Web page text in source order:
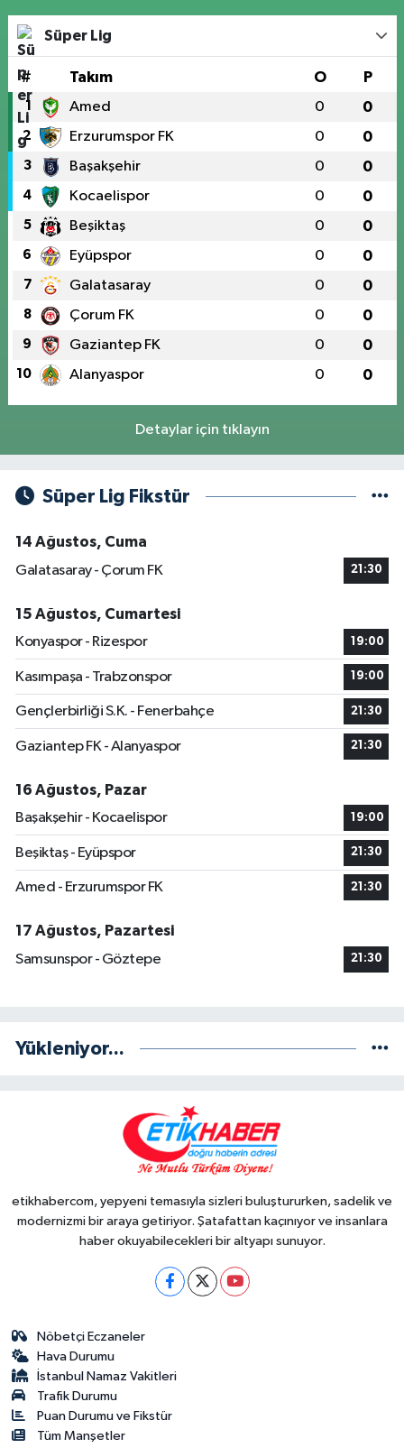
Süper Lig
# Takım O P
1 Amed 0 0
2 Erzurumspor FK 0 0
3 Başakşehir 0 0
4 Kocaelispor 0 0
5 Beşiktaş 0 0
6 Eyüpspor 0 0
7 Galatasaray 0 0
8 Çorum FK 0 0
9 Gaziantep FK 0 0
10 Alanyaspor 0 0
Detaylar için tıklayın
Süper Lig Fikstür
14 Ağustos, Cuma
Galatasaray - Çorum FK
21:30
15 Ağustos, Cumartesi
Konyaspor - Rizespor
19:00
Kasımpaşa - Trabzonspor 19:00
Gençlerbirliği S.K. - Fenerbahçe 21:30
Gaziantep FK - Alanyaspor 21:30
16 Ağustos, Pazar
Başakşehir - Kocaelispor
19:00
Beşiktaş - Eyüpspor 21:30
Amed - Erzurumspor FK 21:30
17 Ağustos, Pazartesi
Samsunspor - Göztepe
21:30
Yükleniyor...
etikhabercom, yepyeni temasıyla sizleri buluştururken, sadelik ve
modernizmi bir araya getiriyor. Şatafattan kaçınıyor ve insanlara
haber okuyabilecekleri bir altyapı sunuyor.
Nöbetçi Eczaneler
Hava Durumu
İstanbul Namaz Vakitleri
Trafik Durumu
Puan Durumu ve Fikstür
Tüm Manşetler